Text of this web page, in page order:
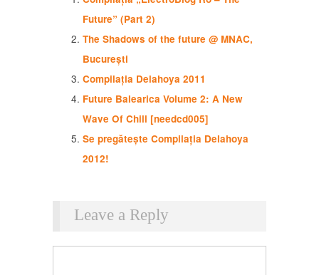
Future” (Part 2)
The Shadows of the future @ MNAC,
București
Compilația Delahoya 2011
Future Balearica Volume 2: A New
Wave Of Chill [needcd005]
Se pregătește Compilația Delahoya
2012!
Leave a Reply